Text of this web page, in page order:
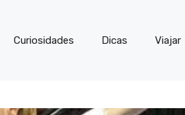
Curiosidades Dicas Viajar